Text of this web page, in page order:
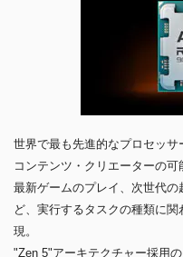
世界で最も先進的なプロセッ
コンテンツ・クリエーターの可
最新ゲームのプレイ、次世代
ど、実行するタスクの種類に
現。
"Zen 5"アーキテクチャー採用